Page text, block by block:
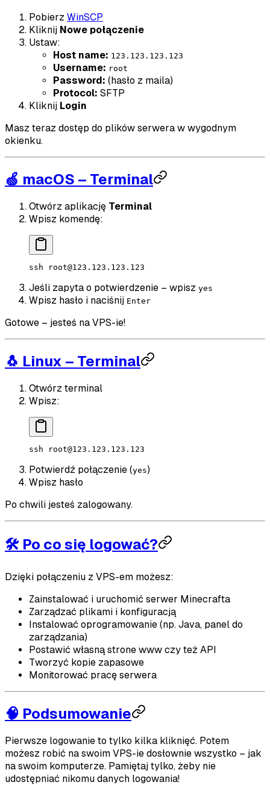
Pobierz WinSCP
Kliknij Nowe połączenie
Ustaw:
Host name: 123.123.123.123
Username: root
Password: (hasło z maila)
Protocol: SFTP
Kliknij Login
Masz teraz dostęp do plików serwera w wygodnym
okienku.
🍏 macOS – Terminal
Otwórz aplikację Terminal
Wpisz komendę:
ssh root@123.123.123.123
Jeśli zapyta o potwierdzenie – wpisz yes
Wpisz hasło i naciśnij Enter
Gotowe – jesteś na VPS-ie!
🐧 Linux – Terminal
Otwórz terminal
Wpisz:
ssh root@123.123.123.123
Potwierdź połączenie (yes)
Wpisz hasło
Po chwili jesteś zalogowany.
🛠️ Po co się logować?
Dzięki połączeniu z VPS-em możesz:
Zainstalować i uruchomić serwer Minecrafta
Zarządzać plikami i konfiguracją
Instalować oprogramowanie (np. Java, panel do
zarządzania)
Postawić własną strone www czy też API
Tworzyć kopie zapasowe
Monitorować pracę serwera
🧠 Podsumowanie
Pierwsze logowanie to tylko kilka kliknięć. Potem
możesz robić na swoim VPS-ie dosłownie wszystko – jak
na swoim komputerze. Pamiętaj tylko, żeby nie
udostępniać nikomu danych logowania!